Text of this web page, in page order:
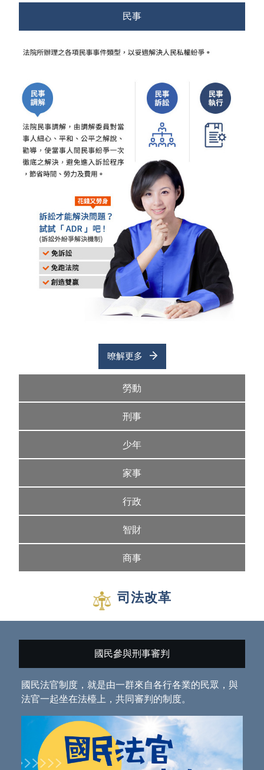
民事
暸解更多
勞動
刑事
少年
家事
行政
智財
商事
司法改革
國民參與刑事審判
國民法官制度，就是由一群來自各行各業的民眾，與
法官一起坐在法檯上，共同審判的制度。